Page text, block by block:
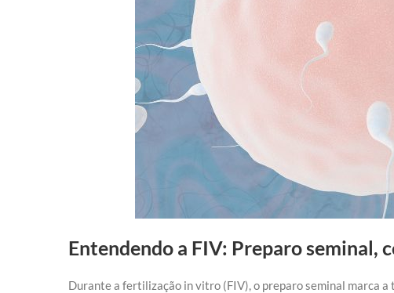
Entendendo a FIV: Preparo seminal,
Durante a fertilização in vitro (FIV), o preparo seminal marca